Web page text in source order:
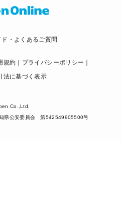
・よくあるご質問
規約
プライバシーポリシー
法に基づく表示
Co.,Ltd.
県公安委員会 第542549905500号